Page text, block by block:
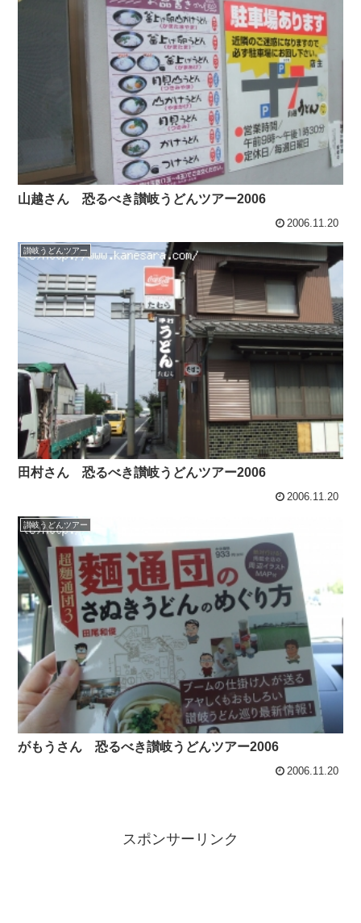
山越さん 恐るべき讃岐うどんツアー2006
2006.11.20
讃岐うどんツアー
田村さん 恐るべき讃岐うどんツアー2006
2006.11.20
讃岐うどんツアー
がもうさん 恐るべき讃岐うどんツアー2006
2006.11.20
スポンサーリンク